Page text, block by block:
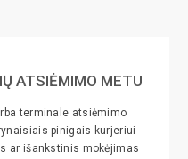
ATSIĖMIMO METU
terminale atsiėmimo
pinigais kurjeriui
ar išankstinis mokėjimas